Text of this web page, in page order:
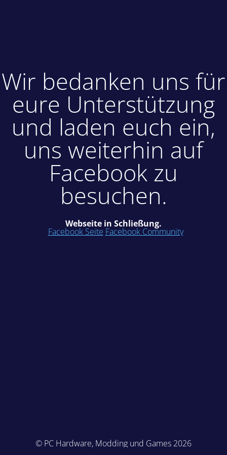
Wir bedanken uns für
eure Unterstützung
und laden euch ein,
uns weiterhin auf
Facebook zu
besuchen.
Webseite in Schließung.
Facebook Seite Facebook Community
© PC Hardware, Modding und Games 2026